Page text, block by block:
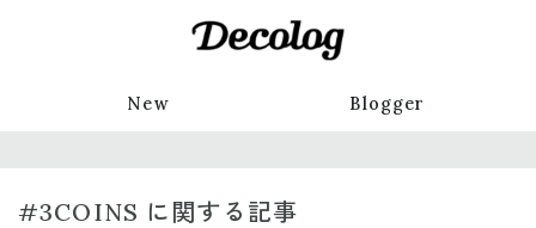
New Blogger
#3COINS に関する記事